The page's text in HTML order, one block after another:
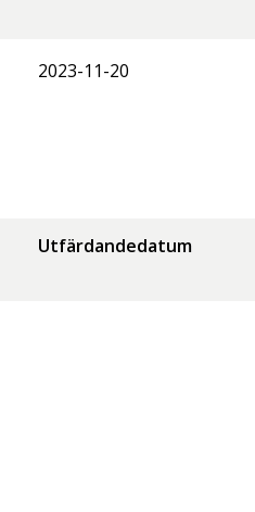
2023-11-20
Utfärdandedatum